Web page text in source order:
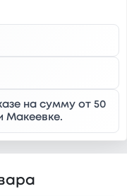
на сумму от 50
Макеевке.